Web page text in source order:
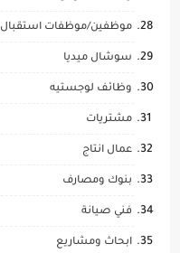
موظفين/موظفات استقبال
سوشال ميديا
وظائف لوجستيه
مشتريات
عمال انتاج
بنوك ومصارف
فني صيانة
ابحاث ومشاريع